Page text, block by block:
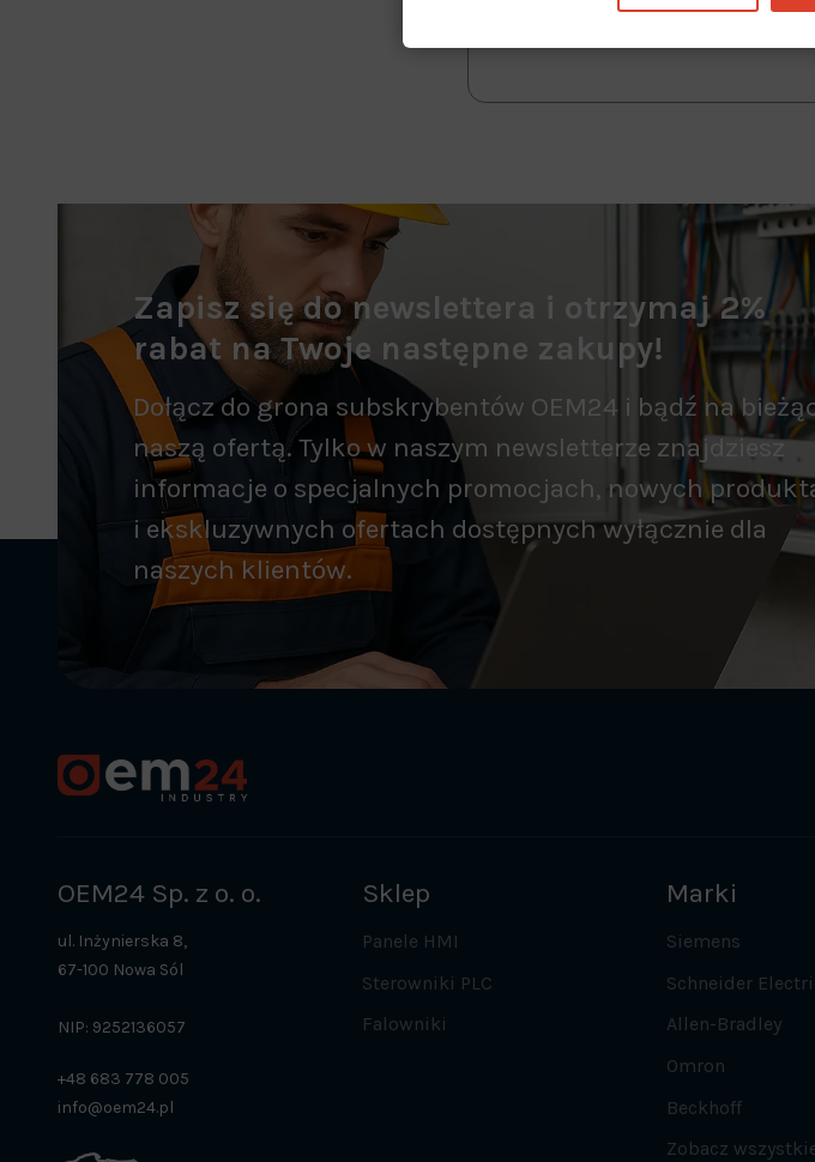
Zapisz się do newslettera i otrzymaj 2%
rabat na Twoje następne zakupy!
Dołącz do grona subskrybentów OEM24 i bądź na
naszą ofertą. Tylko w naszym newsletterze znajdziesz
informacje o specjalnych promocjach, nowych
i ekskluzywnych ofertach dostępnych wyłącznie dla
naszych klientów.
OEM24 Sp. z o. o.
ul. Inżynierska 8,
67-100 Nowa Sól
NIP: 9252136057
+48 683 778 005
info@oem24.pl
Sklep
Panele HMI
Sterowniki PLC
Falowniki
Marki
Siemens
Schneider
Allen-Bradley
Omron
Beckhoff
Zobacz